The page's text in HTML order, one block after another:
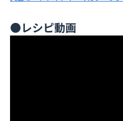
●レシピ動画